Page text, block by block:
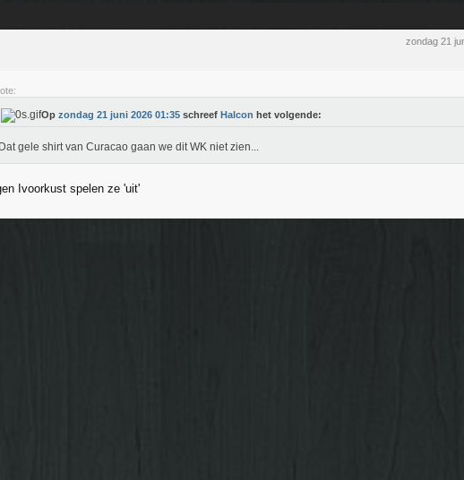
zondag 21
Op zondag 21 juni 2026 01:35 schreef Halcon het volgende:
Dat gele shirt van Curacao gaan we dit WK niet zien...
Ivoorkust spelen ze 'uit'